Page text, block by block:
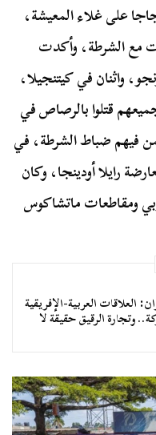
على غلاء المعيشة،
مع الشرطة، وأكدت
واثنان في كيتنجيلا،
قتلوا بالرصاص في
فيهم ضباط الشرطة، في
رايلا أودينجا، وكان
ومقاطعات ماتشاكوس
العلاقات العربية-الإفريقية
وتجارة الرقيق حقيقة لا